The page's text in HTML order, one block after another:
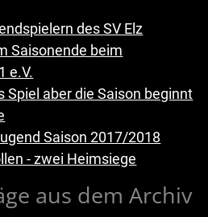
des SV Elz
Saisonende beim
e.V.
Spiel aber die Saison beginnt
Saison 2017/2018
- zwei Heimsiege
aus dem Archiv